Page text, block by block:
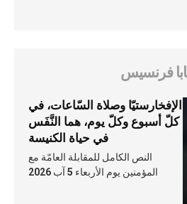
فرنسيس
الإفخارستيّا وصلاة السّاعات، في
كلّ أسبوع وكلّ يوم، هما النَّفَس
في حياة الكنيسة
النص الكامل للمقابلة العامّة مع
المؤمنين يوم الأربعاء 5 آب 2026